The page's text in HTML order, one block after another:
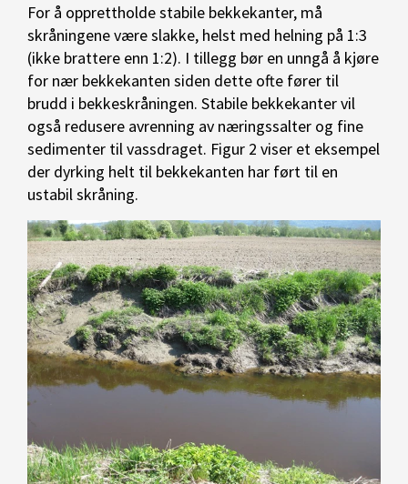
For å opprettholde stabile bekkekanter, må
skråningene være slakke, helst med helning på 1:3
(ikke brattere enn 1:2). I tillegg bør en unngå å kjøre
for nær bekkekanten siden dette ofte fører til
brudd i bekkeskråningen. Stabile bekkekanter vil
også redusere avrenning av næringssalter og fine
sedimenter til vassdraget. Figur 2 viser et eksempel
der dyrking helt til bekkekanten har ført til en
ustabil skråning.